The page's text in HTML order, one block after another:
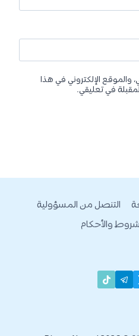
والموقع الإلكتروني في هذا
في تعليقي.
التنصل من المسؤولية
والأحكام